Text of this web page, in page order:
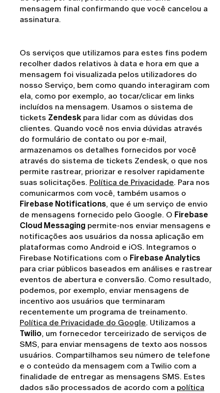
mensagem final confirmando que você cancelou a
assinatura.
Os serviços que utilizamos para estes fins podem
recolher dados relativos à data e hora em que a
mensagem foi visualizada pelos utilizadores do
nosso Serviço, bem como quando interagiram com
ela, como por exemplo, ao tocar/clicar em links
incluídos na mensagem. Usamos o sistema de
tickets Zendeskpara lidar com as dúvidas dos
clientes. Quando você nos envia dúvidas através
do formulário de contato ou por e-mail,
armazenamos os detalhes fornecidos por você
através do sistema de tickets Zendesk, o que nos
permite rastrear, priorizar e resolver rapidamente
suas solicitações. Política de Privacidade. Para nos
comunicarmos com você, também usamos o
Firebase Notifications, que é um serviço de envio
de mensagens fornecido pelo Google. O Firebase
Cloud Messaging permite-nos enviar mensagens e
notificações aos usuários da nossa aplicação em
plataformas como Android e iOS. Integramos o
Firebase Notifications com o Firebase Analytics
para criar públicos baseados em análises e rastrear
eventos de abertura e conversão. Como resultado,
podemos, por exemplo, enviar mensagens de
incentivo aos usuários que terminaram
recentemente um programa de treinamento.
Política de Privacidade do Google. Utilizamos a
Twilio, um fornecedor terceirizado de serviços de
SMS, para enviar mensagens de texto aos nossos
usuários. Compartilhamos seu número de telefone
e o conteúdo da mensagem com a Twilio com a
finalidade de entregar as mensagens SMS. Estes
dados são processados de acordo com a política